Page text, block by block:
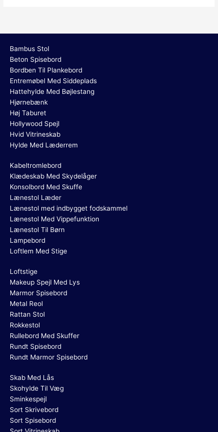
Bambus Stol
Beton Spisebord
Bordben Til Plankebord
Entremøbel Med Siddeplads
Hattehylde Med Bøjlestang
Hjørnebænk
Høj Taburet
Hollywood Spejl
Hvid Vitrineskab
Hylde Med Læderrem
Kabeltromlebord
Klædeskab Med Skydelåger
Konsolbord Med Skuffe
Lænestol Læder
Lænestol med indbygget fodskammel
Lænestol Med Vippefunktion
Lænestol Til Børn
Lampebord
Loftlem Med Stige
Loftstige
Makeup Spejl Med Lys
Marmor Spisebord
Metal Reol
Rattan Stol
Rokkestol
Rullebord Med Skuffer
Rundt Spisebord
Rundt Marmor Spisebord
Skab Med Lås
Skohylde Til Væg
Sminkespejl
Sort Skrivebord
Sort Spisebord